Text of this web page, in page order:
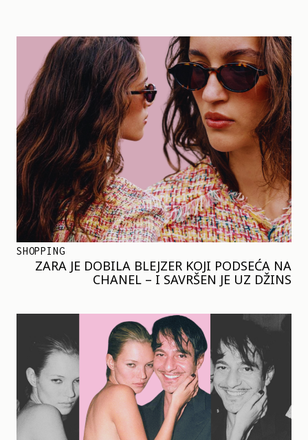
SHOPPING
ZARA JE DOBILA BLEJZER KOJI PODSEĆA NA
CHANEL – I SAVRŠEN JE UZ DŽINS